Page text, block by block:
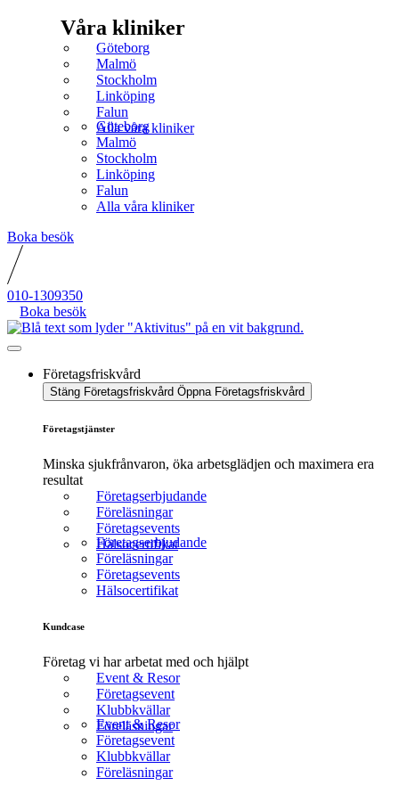
Våra kliniker
Göteborg
Malmö
Stockholm
Linköping
Falun
Alla våra kliniker
Göteborg
Malmö
Stockholm
Linköping
Falun
Alla våra kliniker
Boka besök
010-1309350
Boka besök
Företagsfriskvård
Stäng Företagsfriskvård Öppna Företagsfriskvård
Företagstjänster
Minska sjukfrånvaron, öka arbetsglädjen och maximera era
resultat
Företagserbjudande
Föreläsningar
Företagsevents
Hälsocertifikat
Företagserbjudande
Föreläsningar
Företagsevents
Hälsocertifikat
Kundcase
Företag vi har arbetat med och hjälpt
Event & Resor
Företagsevent
Klubbkvällar
Föreläsningar
Event & Resor
Företagsevent
Klubbkvällar
Föreläsningar